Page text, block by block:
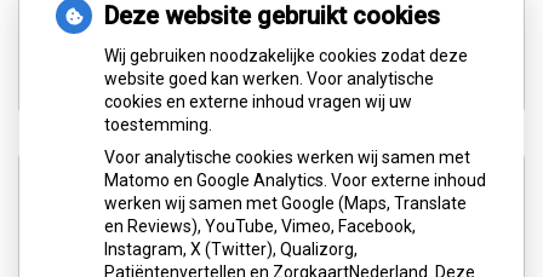
Tel:0513 463 905
praktijk@tandarts-gorredijk.nl
Aangesloten bij:
Deze website gebruikt cookies
Wij gebruiken noodzakelijke cookies zodat deze
website goed kan werken. Voor analytische
cookies en externe inhoud vragen wij uw
toestemming.
Voor analytische cookies werken wij samen met
Matomo en Google Analytics. Voor externe inhoud
werken wij samen met Google (Maps, Translate
en Reviews), YouTube, Vimeo, Facebook,
Instagram, X (Twitter), Qualizorg,
Patiëntenvertellen en ZorgkaartNederland. Deze